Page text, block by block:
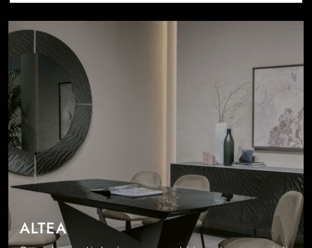
ALTEA